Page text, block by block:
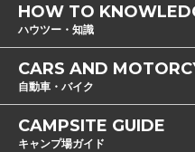
HOW TO
ハウツー・知識
CARS AND
自動車・バイク
CAMPSITE GUIDE
キャンプ場ガイド